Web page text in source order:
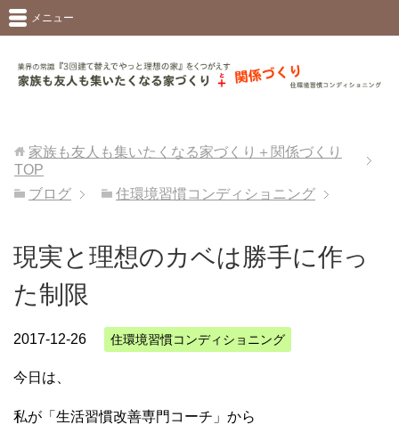
メニュー
家族も友人も集いたくなる家づくり＋関係づくり
TOP
ブログ
住環境習慣コンディショニング
現実と理想のカベは勝手に作っ
た制限
2017-12-26 住環境習慣コンディショニング
今日は、
私が「生活習慣改善専門コーチ」から